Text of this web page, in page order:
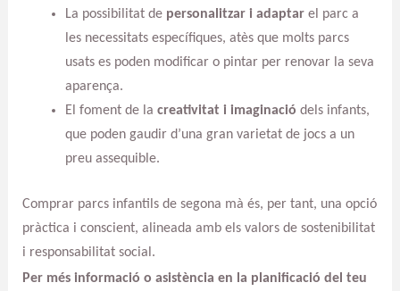
La possibilitat de personalitzar i adaptarel parc a
les necessitats específiques, atès que molts parcs
usats es poden modificar o pintar per renovar la seva
aparença.
El foment de la creativitat i imaginació dels infants,
que poden gaudir d’una gran varietat de jocs a un
preu assequible.
Comprar parcs infantils de segona mà és, per tant, una opció
pràctica i conscient, alineada amb els valors de sostenibilitat
i responsabilitat social.
Per més informació o asistència en la planificació del teu